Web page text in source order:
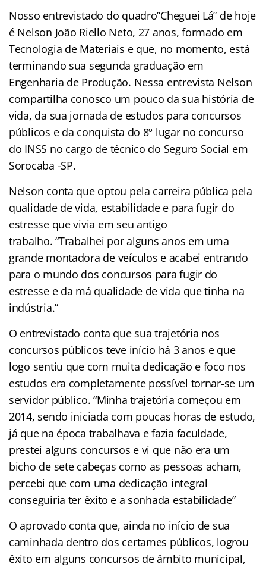
Nosso entrevistado do quadro”Cheguei Lá” de hoje
é Nelson João Riello Neto, 27 anos, formado em
Tecnologia de Materiais e que, no momento, está
terminando sua segunda graduação em
Engenharia de Produção. Nessa entrevista Nelson
compartilha conosco um pouco da sua história de
vida, da sua jornada de estudos para concursos
públicos e da conquista do 8º lugar no concurso
do INSS no cargo de técnico do Seguro Social em
Sorocaba -SP.
Nelson conta que optou pela carreira pública pela
qualidade de vida, estabilidade e para fugir do
estresse que vivia em seu antigo
trabalho. “Trabalhei por alguns anos em uma
grande montadora de veículos e acabei entrando
para o mundo dos concursos para fugir do
estresse e da má qualidade de vida que tinha na
indústria.”
O entrevistado conta que sua trajetória nos
concursos públicos teve início há 3 anos e que
logo sentiu que com muita dedicação e foco nos
estudos era completamente possível tornar-se um
servidor público. “Minha trajetória começou em
2014, sendo iniciada com poucas horas de estudo,
já que na época trabalhava e fazia faculdade,
prestei alguns concursos e vi que não era um
bicho de sete cabeças como as pessoas acham,
percebi que com uma dedicação integral
conseguiria ter êxito e a sonhada estabilidade”
O aprovado conta que, ainda no início de sua
caminhada dentro dos certames públicos, logrou
êxito em alguns concursos de âmbito municipal,